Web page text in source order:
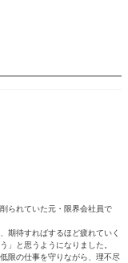
られていた元・限界会社員で
期待すればするほど疲れていく
」と思うようになりました。
限の仕事を守りながら、理不尽